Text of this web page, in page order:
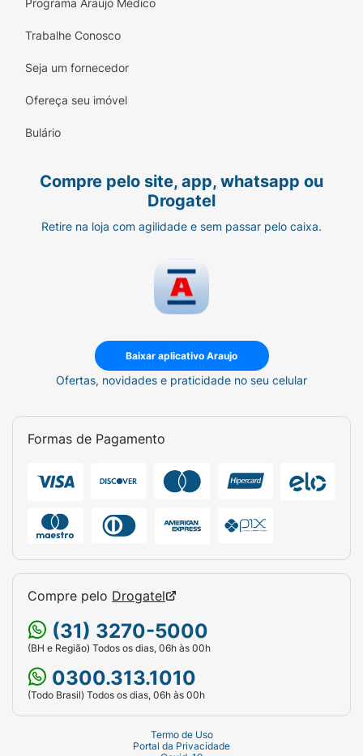
Programa Araujo Médico
Trabalhe Conosco
Seja um fornecedor
Ofereça seu imóvel
Bulário
Compre pelo site, app, whatsapp ou
Drogatel
Retire na loja com agilidade e sem passar pelo caixa.
Baixar aplicativo Araujo
Ofertas, novidades e praticidade no seu celular
Formas de Pagamento
Compre pelo Drogatel
(31) 3270-5000
(BH e Região) Todos os dias, 06h às 00h
0300.313.1010
(Todo Brasil) Todos os dias, 06h às 00h
Termo de Uso
Portal da Privacidade